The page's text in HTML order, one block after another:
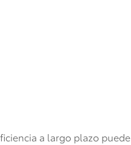
a largo plazo puede